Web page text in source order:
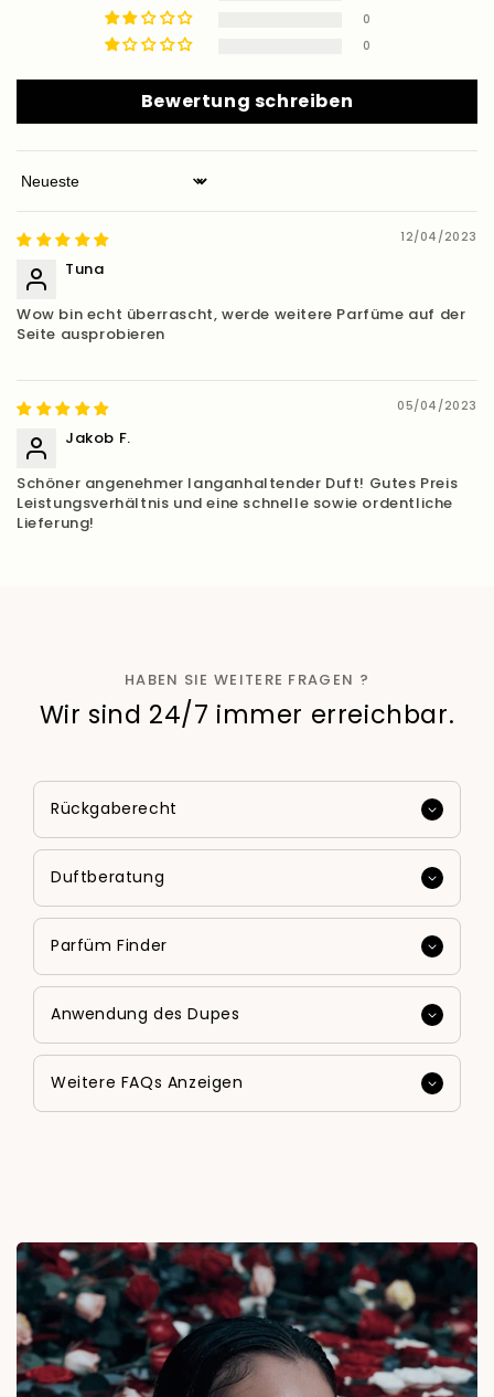
0
0
Bewertung schreiben
Sort by
12/04/2023
Tuna
Wow bin echt überrascht, werde weitere Parfüme auf der
Seite ausprobieren
05/04/2023
Jakob F.
Schöner angenehmer langanhaltender Duft! Gutes Preis
Leistungsverhältnis und eine schnelle sowie ordentliche
Lieferung!
HABEN SIE WEITERE FRAGEN ?
Wir sind 24/7 immer erreichbar.
Rückgaberecht
Duftberatung
Parfüm Finder
Anwendung des Dupes
Weitere FAQs Anzeigen